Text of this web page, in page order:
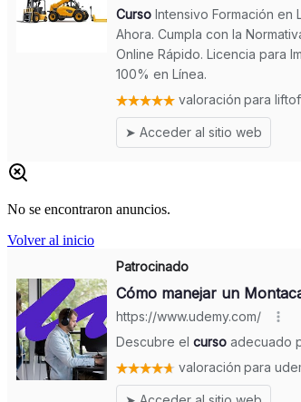
No se encontraron anuncios.
Volver al inicio